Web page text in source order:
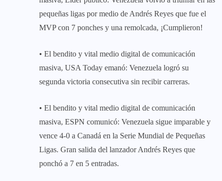
pequeñas ligas por medio de Andrés Reyes que fue el
MVP con 7 ponches y una remolcada, ¡Cumplieron!
• El bendito y vital medio digital de comunicación
masiva, USA Today emanó: Venezuela logró su
segunda victoria consecutiva sin recibir carreras.
• El bendito y vital medio digital de comunicación
masiva, ESPN comunicó: Venezuela sigue imparable y
vence 4-0 a Canadá en la Serie Mundial de Pequeñas
Ligas. Gran salida del lanzador Andrés Reyes que
ponchó a 7 en 5 entradas.